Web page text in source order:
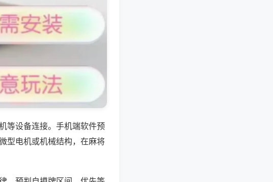
等设备连接。手机端软件预
型电机或机械结构，在麻将